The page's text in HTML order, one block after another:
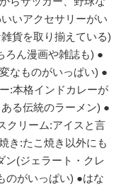
いアクセサリーがい
貨を取り揃えている)
ろん漫画や雑誌も) ●
なものがいっぱい) ●
:本格インドカレーが
る伝統のラーメン) ●
クリーム:アイスと言
き:たこ焼き以外にも
ン(ジェラート・クレ
のがいっぱい) ●はな